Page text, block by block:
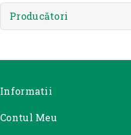
Producători
Informatii
Contul Meu